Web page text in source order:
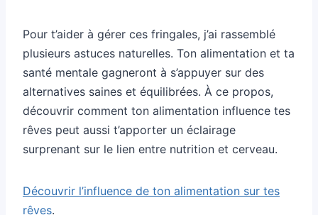
Pour t’aider à gérer ces fringales, j’ai rassemblé
plusieurs astuces naturelles. Ton alimentation et ta
santé mentale gagneront à s’appuyer sur des
alternatives saines et équilibrées. À ce propos,
découvrir comment ton alimentation influence tes
rêves peut aussi t’apporter un éclairage
surprenant sur le lien entre nutrition et cerveau.
Découvrir l’influence de ton alimentation sur tes
rêves.